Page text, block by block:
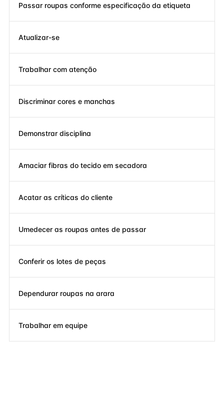
Passar roupas conforme especificação da etiqueta
Atualizar-se
Trabalhar com atenção
Discriminar cores e manchas
Demonstrar disciplina
Amaciar fibras do tecido em secadora
Acatar as críticas do cliente
Umedecer as roupas antes de passar
Conferir os lotes de peças
Dependurar roupas na arara
Trabalhar em equipe